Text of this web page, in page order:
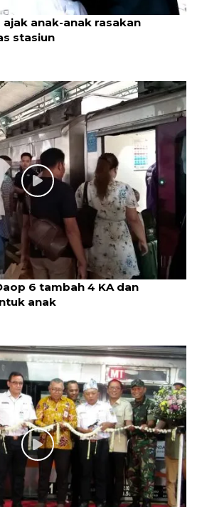
anak-anak rasakan
stasiun
6 tambah 4 KA dan
anak